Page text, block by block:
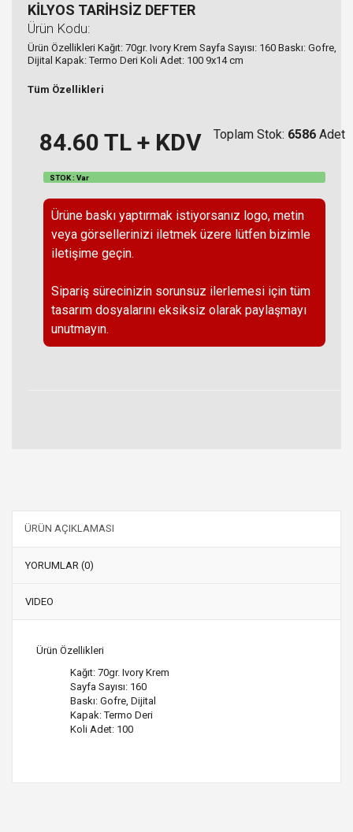
KİLYOS TARİHSİZ DEFTER
Ürün Kodu:
Ürün Özellikleri Kağıt: 70gr. Ivory Krem Sayfa Sayısı: 160 Baskı: Gofre,
Dijital Kapak: Termo Deri Koli Adet: 100 9x14 cm
Tüm Özellikleri
84.60 TL + KDV Toplam Stok: 6586 Adet
STOK : Var
Ürüne baskı yaptırmak istiyorsanız logo, metin
veya görsellerinizi iletmek üzere lütfen bizimle
iletişime geçin.
Sipariş sürecinizin sorunsuz ilerlemesi için tüm
tasarım dosyalarını eksiksiz olarak paylaşmayı
unutmayın.
ÜRÜN AÇIKLAMASI
YORUMLAR (0)
VIDEO
Ürün Özellikleri
Kağıt: 70gr. Ivory Krem
Sayfa Sayısı: 160
Baskı: Gofre, Dijital
Kapak: Termo Deri
Koli Adet: 100